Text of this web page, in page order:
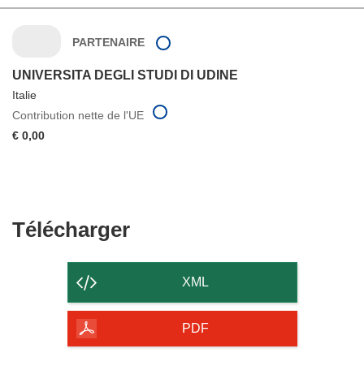
PARTENAIRE
UNIVERSITA DEGLI STUDI DI UDINE
Italie
Contribution nette de l'UE
€ 0,00
TéléchargerTélécharger
contenu
de
page
XML
PDF